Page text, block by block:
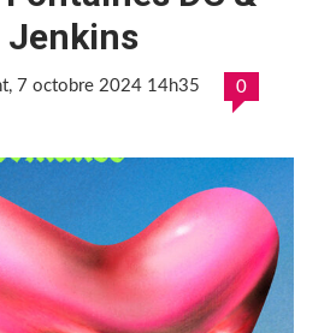
Jenkins
, 7 octobre 2024 14h35
0